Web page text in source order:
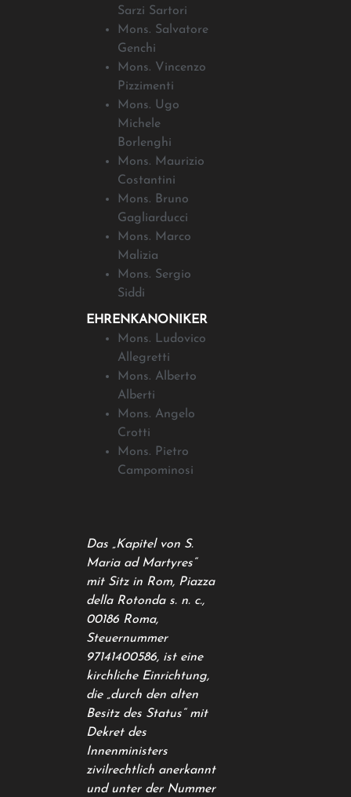
Sarzi Sartori
Mons. Salvatore
Genchi
Mons. Vincenzo
Pizzimenti
Mons. Ugo
Michele
Borlenghi
Mons. Maurizio
Costantini
Mons. Bruno
Gagliarducci
Mons. Marco
Malizia
Mons. Sergio
Siddi
EHRENKANONIKER
Mons. Ludovico
Allegretti
Mons. Alberto
Alberti
Mons. Angelo
Crotti
Mons. Pietro
Campominosi
Das „Kapitel von S.
Maria ad Martyres“
mit Sitz in Rom, Piazza
della Rotonda s. n. c.,
00186 Roma,
Steuernummer
97141400586, ist eine
kirchliche Einrichtung,
die „durch den alten
Besitz des Status“ mit
Dekret des
Innenministers
zivilrechtlich anerkannt
und unter der Nummer